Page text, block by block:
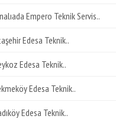
Empero Teknik Servis..
Edesa Teknik..
Edesa Teknik..
Edesa Teknik..
Edesa Teknik..